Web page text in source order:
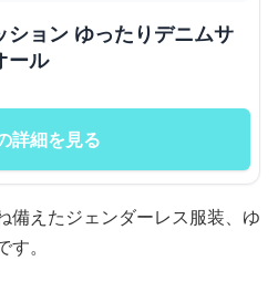
ション ゆったりデニムサ
ール
詳細を見る
備えたジェンダーレス服装、ゆ
。